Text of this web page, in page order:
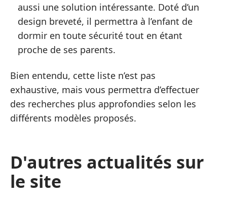
aussi une solution intéressante. Doté d’un
design breveté, il permettra à l’enfant de
dormir en toute sécurité tout en étant
proche de ses parents.
Bien entendu, cette liste n’est pas
exhaustive, mais vous permettra d’effectuer
des recherches plus approfondies selon les
différents modèles proposés.
D'autres actualités sur
le site